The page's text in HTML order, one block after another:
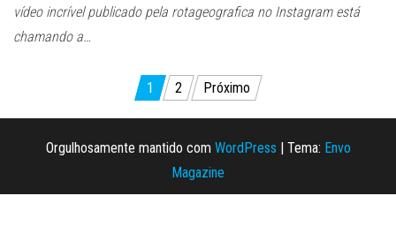
vídeo incrível publicado pela rotageografica no Instagram está
chamando a…
de
posts
1 2 Próximo
Orgulhosamente mantido com WordPress Tema: Envo
Magazine